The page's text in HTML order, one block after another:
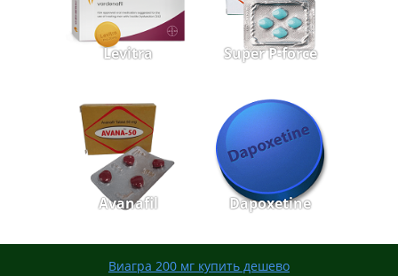
Levitra Super P-force
Avanafil Dapoxetine
Виагра 200 мг купить дешево